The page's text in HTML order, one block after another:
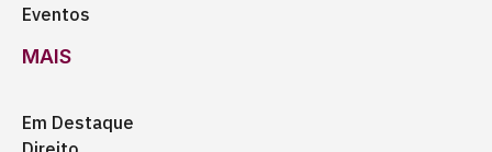
Eventos
MAIS
Em Destaque